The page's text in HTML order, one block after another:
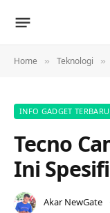
Home » Teknologi »
INFO GADGET TERBARU
Tecno
Ini
Akar NewGate